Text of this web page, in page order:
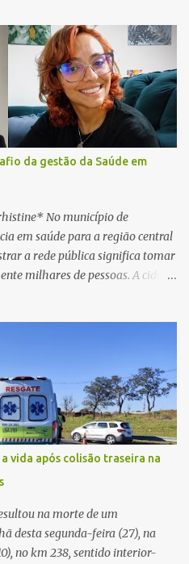
atualizar o cadastro da conta
os procedimentos que deveriam
enviou um documento em
oficial da instituição financeira.
por telefone e encaminhou um
lo pelo computador para
Após realizar o
bloqueada por algumas
a vítima tentou
gerente, mas não obteve
da gestão da Saúde em
No município de
em saúde para a região central
a rede pública significa tomar
milhares de pessoas. A cidade
Nos últimos anos, o Governo
destinados ao fortalecimento
hospitalar e da
Entretanto, em um cenário
necessariamente limitados, a
não é apenas investir mais,
para produzir o maior benefício
encontra respaldo tanto na
vida após colisão traseira na
na morte de um
desta segunda-feira (27), na
no km 238, sentido interior-